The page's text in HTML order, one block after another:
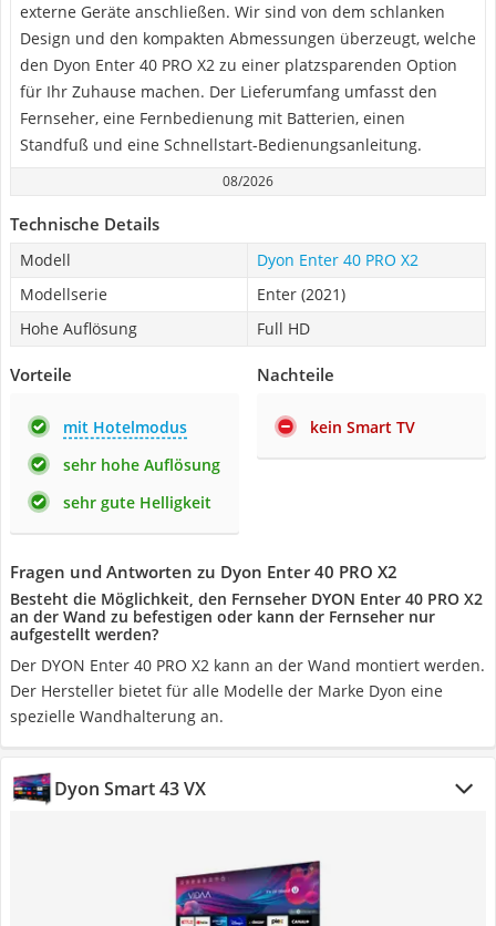
externe Geräte anschließen. Wir sind von dem schlanken
Design und den kompakten Abmessungen überzeugt, welche
den Dyon Enter 40 PRO X2 zu einer platzsparenden Option
für Ihr Zuhause machen. Der Lieferumfang umfasst den
Fernseher, eine Fernbedienung mit Batterien, einen
Standfuß und eine Schnellstart-Bedienungsanleitung.
08/2026
Technische Details
Modell
Dyon Enter 40 PRO X2
Modellserie
Enter (2021)
Hohe Auflösung
Full HD
Vorteile
mit Hotelmodus
sehr hohe Auflösung
sehr gute Helligkeit
Nachteile
kein Smart TV
Fragen und Antworten zu Dyon Enter 40 PRO X2
Besteht die Möglichkeit, den Fernseher DYON Enter 40 PRO X2
an der Wand zu befestigen oder kann der Fernseher nur
aufgestellt werden?
Der DYON Enter 40 PRO X2 kann an der Wand montiert werden.
Der Hersteller bietet für alle Modelle der Marke Dyon eine
spezielle Wandhalterung an.
Dyon Smart 43 VX